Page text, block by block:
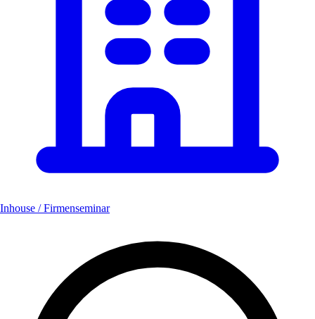
Inhouse / Firmenseminar